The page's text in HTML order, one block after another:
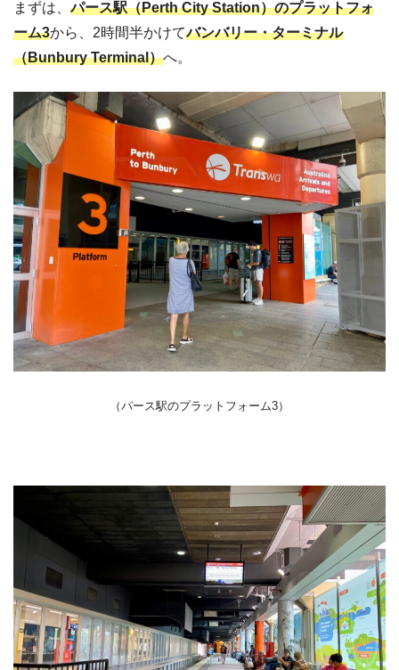
まずは、パース駅（Perth City Station）のプラットフォ
ーム3から、2時間半かけてバンバリー・ターミナル
（Bunbury Terminal）へ。
（パース駅のプラットフォーム3）